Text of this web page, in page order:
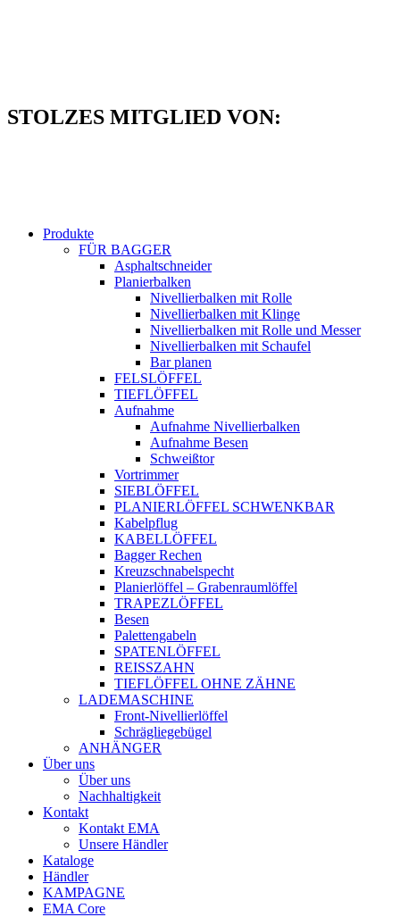
STOLZES MITGLIED VON:
Produkte
FÜR BAGGER
Asphaltschneider
Planierbalken
Nivellierbalken mit Rolle
Nivellierbalken mit Klinge
Nivellierbalken mit Rolle und Messer
Nivellierbalken mit Schaufel
Bar planen
FELSLÖFFEL
TIEFLÖFFEL
Aufnahme
Aufnahme Nivellierbalken
Aufnahme Besen
Schweißtor
Vortrimmer
SIEBLÖFFEL
PLANIERLÖFFEL SCHWENKBAR
Kabelpflug
KABELLÖFFEL
Bagger Rechen
Kreuzschnabelspecht
Planierlöffel – Grabenraumlöffel
TRAPEZLÖFFEL
Besen
Palettengabeln
SPATENLÖFFEL
REISSZAHN
TIEFLÖFFEL OHNE ZÄHNE
LADEMASCHINE
Front-Nivellierlöffel
Schrägliegebügel
ANHÄNGER
Über uns
Über uns
Nachhaltigkeit
Kontakt
Kontakt EMA
Unsere Händler
Kataloge
Händler
KAMPAGNE
EMA Core